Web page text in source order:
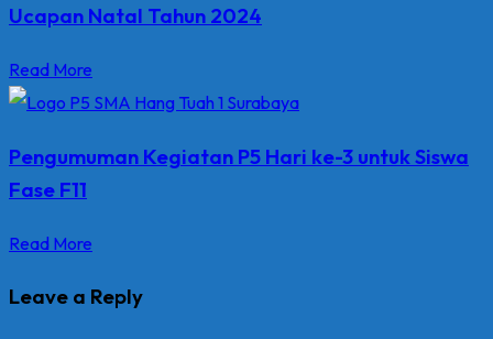
Ucapan Natal Tahun 2024
Read More
Pengumuman Kegiatan P5 Hari ke-3 untuk Siswa
Fase F11
Read More
Leave a Reply